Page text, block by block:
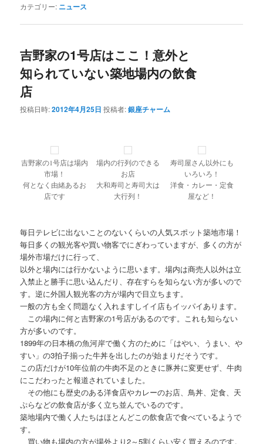
カテゴリー: ニュース
吉野家の1号店はここ！意外と
知られていない築地場内の飲食
店
投稿日時:2012年4月25日 投稿者:銀座チャーム
吉野家の1号店は場内
市場！
何となく由緒あるお
店です
場内の行列のできる
お店
大和寿司と寿司大は
大行列！
寿司屋さん以外にも
いろいろ！
洋食・カレー・定食
屋など！
毎日テレビに出ないことのないくらいの人気スポット築地市場！
毎日多くの観光客や買い物客でにぎわっていますが、多くの方が
場外市場だけに行って、
以外と場内には行かないように思います。場内は商売人以外は立
入禁止と勝手に思い込んだり、存在すらを知らない方が多いので
す。逆に外国人観光客の方が場内で目立ちます。
一般の方も全く問題なく入れますしイイ店もイッパイあります。
この場内に何と吉野家の1号店があるのです。これも知らない
方が多いのです。
1899年の日本橋の魚河岸で働く方のために「はやい、うまい、や
すい」の3拍子揃った牛丼を出したのが始まりだそうです。
この店だけが10年位前の牛肉不足のときに豚丼に変更せず、牛肉
にこだわったと報道されていました。
その他にも歴史のある洋食店やカレーのお店、鳥丼、定食、天
ぷらなどの飲食店が多く立ち並んでいるのです。
築地場内で働く人たちはほとんどこの飲食店で食べているようで
す。
買い物も場内の方が場外より2～5割くらい安く買えるのです。